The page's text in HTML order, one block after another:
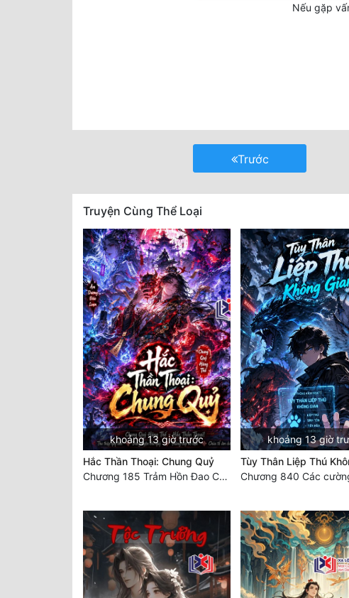
Nếu gặp
Trước
Truyện Cùng Thể Loại
khoảng 13 giờ trước
Hắc Thần Thoại: Chung Quỷ
Chương 185 Trảm Hồn Đao Cơ Trương Ngưng Dao
khoảng 13 giờ
Tùy Thân Liệp Thú